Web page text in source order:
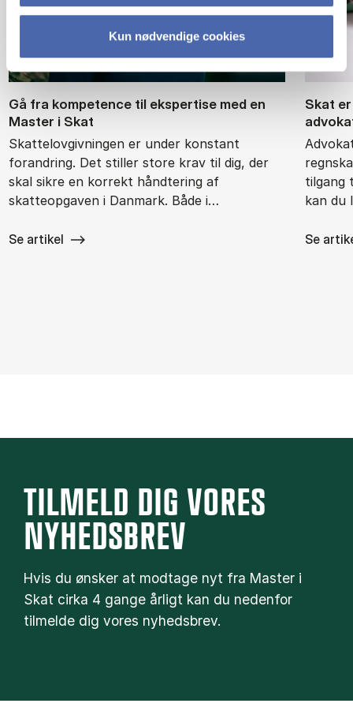
Kun nødvendige cookies
Gå fra kom­pe­ten­ce til eks­per­ti­se med en
Ma­ster i Skat
Skattelovgivningen er under konstant
forandring. Det stiller store krav til dig, der
skal sikre en korrekt håndtering af
skatteopgaven i Danmark. Både i…
Se artikel
Skat
tilgang
kan du
Se
TILMELD DIG VORES
NYHEDSBREV
Hvis du ønsker at modtage nyt fra Master i
Skat cirka 4 gange årligt kan du nedenfor
tilmelde dig vores nyhedsbrev.